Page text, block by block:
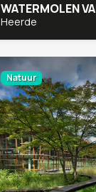
Heerde
Natuur